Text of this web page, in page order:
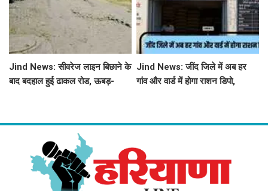
Jind News: सीवरेज लाइन बिछाने के
बाद बदहाल हुई ढाकल रोड, ऊबड़-
Jind News: जींद जिले में अब हर
गांव और वार्ड में होगा राशन डिपो,